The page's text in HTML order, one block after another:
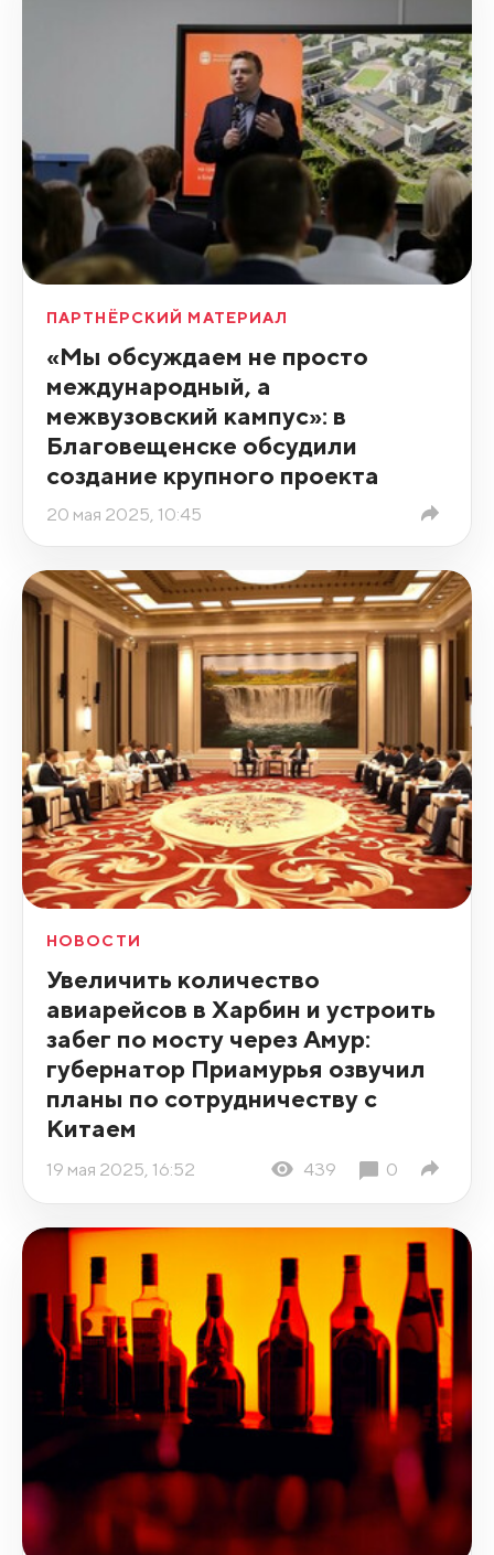
ПАРТНЁРСКИЙ МАТЕРИАЛ
«Мы обсуждаем не просто
международный, а
межвузовский кампус»: в
Благовещенске обсудили
создание крупного проекта
20 мая 2025, 10:45
НОВОСТИ
Увеличить количество
авиарейсов в Харбин и устроить
забег по мосту через Амур:
губернатор Приамурья озвучил
планы по сотрудничеству с
Китаем
19 мая 2025, 16:52 439 0